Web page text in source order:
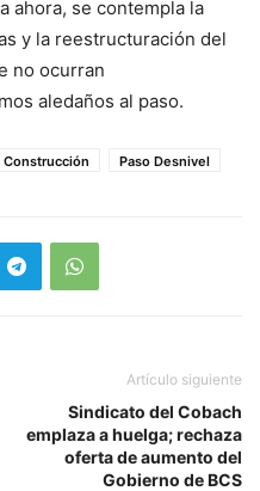
ahora, se contempla la
y la reestructuración del
no ocurran
aledaños al paso.
Construcción Paso Desnivel
Artículo siguiente
Sindicato del Cobach
emplaza a huelga; rechaza
oferta de aumento del
Gobierno de BCS